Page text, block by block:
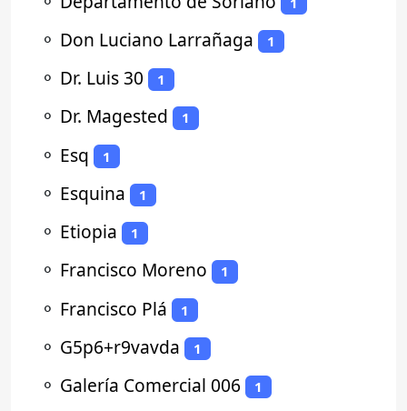
⚬ Don Luciano Larrañaga 1
⚬ Dr. Luis 30 1
⚬ Dr. Magested 1
⚬ Esq 1
⚬ Esquina 1
⚬ Etiopia 1
⚬ Francisco Moreno 1
⚬ Francisco Plá 1
⚬ G5p6+r9vavda 1
⚬ Galería Comercial 006 1